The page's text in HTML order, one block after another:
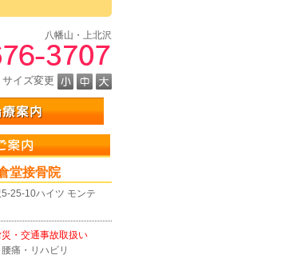
八幡山・上北沢
イズ変更
堂接骨院
25-10ハイツ モンテ
・交通事故取扱い
痛・リハビリ